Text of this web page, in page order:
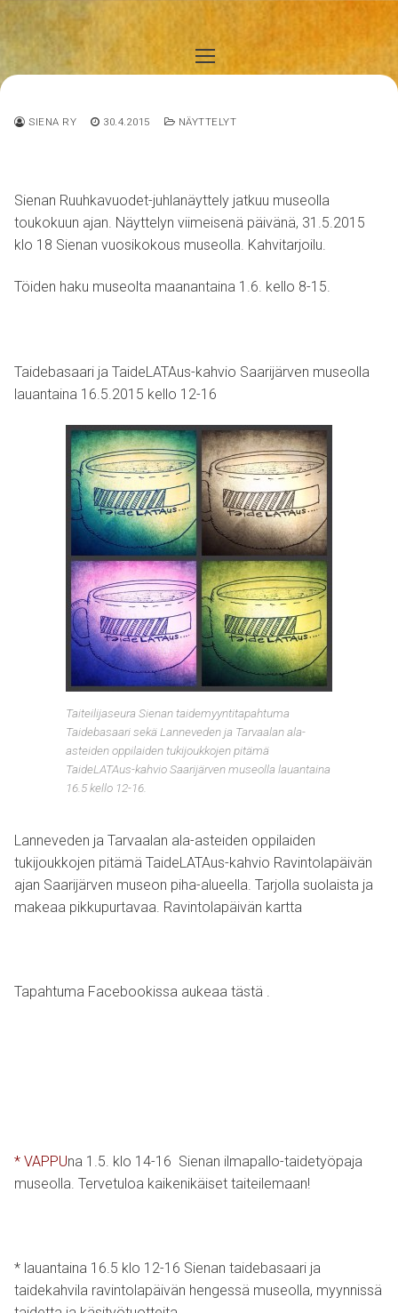
Hyppää
sisältöön
SIENA RY 30.4.2015 NÄYTTELYT
Sienan Ruuhkavuodet-juhlanäyttely jatkuu museolla
toukokuun ajan. Näyttelyn viimeisenä päivänä, 31.5.2015
klo 18 Sienan vuosikokous museolla. Kahvitarjoilu.
Töiden haku museolta maanantaina 1.6. kello 8-15.
Taidebasaari ja TaideLATAus-kahvio Saarijärven museolla
lauantaina 16.5.2015 kello 12-16
Taiteilijaseura Sienan taidemyyntitapahtuma
Taidebasaari sekä Lanneveden ja Tarvaalan ala-
asteiden oppilaiden tukijoukkojen pitämä
TaideLATAus-kahvio Saarijärven museolla lauantaina
16.5 kello 12-16.
Lanneveden ja Tarvaalan ala-asteiden oppilaiden
tukijoukkojen pitämä TaideLATAus-kahvio Ravintolapäivän
ajan Saarijärven museon piha-alueella. Tarjolla suolaista ja
makeaa pikkupurtavaa. Ravintolapäivän kartta
Tapahtuma Facebookissa aukeaa tästä .
* VAPPUna 1.5. klo 14-16 Sienan ilmapallo-taidetyöpaja
museolla. Tervetuloa kaikenikäiset taiteilemaan!
* lauantaina 16.5 klo 12-16 Sienan taidebasaari ja
taidekahvila ravintolapäivän hengessä museolla, myynnissä